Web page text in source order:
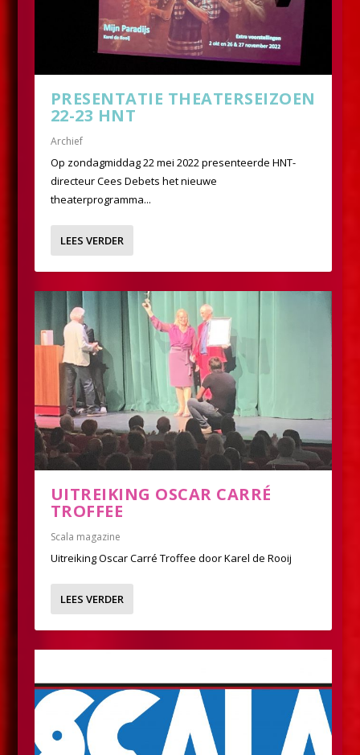
PRESENTATIE THEATERSEIZOEN
22-23 HNT
Archief
Op zondagmiddag 22 mei 2022 presenteerde HNT-
directeur Cees Debets het nieuwe
theaterprogramma...
LEES VERDER
UITREIKING OSCAR CARRÉ
TROFFEE
Scala magazine
Uitreiking Oscar Carré Troffee door Karel de Rooij
LEES VERDER